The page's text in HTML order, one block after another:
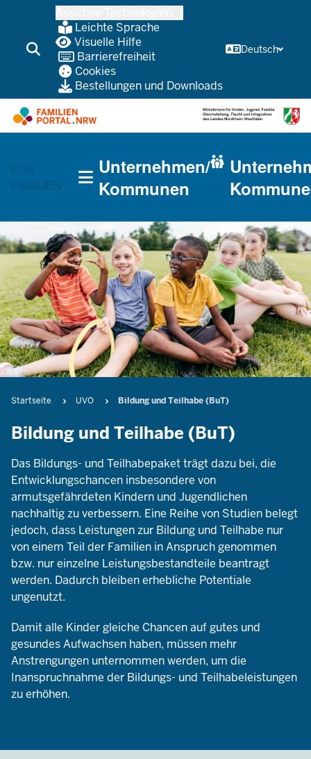
wechseln
Leichte Sprache
Visuelle Hilfe
Barrierefreiheit
Cookies
Bestellungen und Downloads
Deutsch
FÜR
FAMILIEN
CURRENT SECTION FÜR UNTERNEHMEN/KOMMUNEN
(TRÄGERBEREICH)
Unternehmen/
Kommunen
Pfadnavigation
Startseite UVO Bildung und Teilhabe (BuT)
Bildung und Teilhabe (BuT)
Das Bildungs- und Teilhabepaket trägt dazu bei, die
Entwicklungschancen insbesondere von
armutsgefährdeten Kindern und Jugendlichen
nachhaltig zu verbessern. Eine Reihe von Studien belegt
jedoch, dass Leistungen zur Bildung und Teilhabe nur
von einem Teil der Familien in Anspruch genommen
bzw. nur einzelne Leistungsbestandteile beantragt
werden. Dadurch bleiben erhebliche Potentiale
ungenutzt.
Damit alle Kinder gleiche Chancen auf gutes und
gesundes Aufwachsen haben, müssen mehr
Anstrengungen unternommen werden, um die
Inanspruchnahme der Bildungs- und Teilhabeleistungen
zu erhöhen.